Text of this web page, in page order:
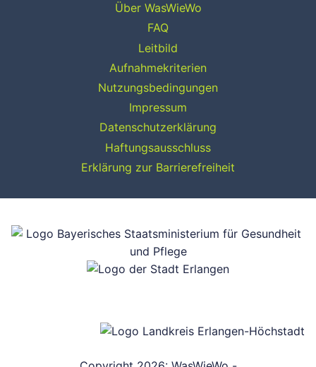
Über WasWieWo
FAQ
Leitbild
Aufnahmekriterien
Nutzungsbedingungen
Impressum
Datenschutzerklärung
Haftungsausschluss
Erklärung zur Barrierefreiheit